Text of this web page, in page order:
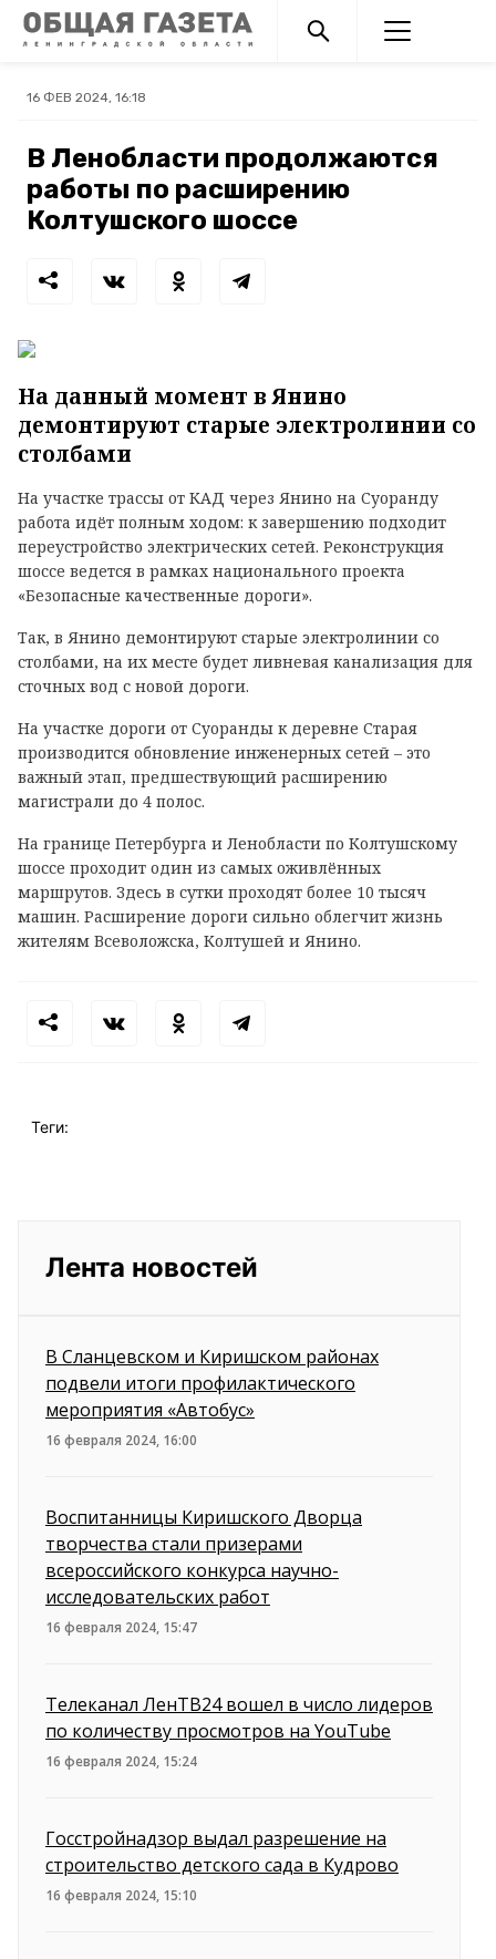
16 ФЕВ 2024, 16:18
В Ленобласти продолжаются
работы по расширению
Колтушского шоссе
На данный момент в Янино
демонтируют старые электролинии со
столбами
На участке трассы от КАД через Янино на Суоранду
работа идёт полным ходом: к завершению подходит
переустройство электрических сетей. Реконструкция
шоссе ведется в рамках национального проекта
«Безопасные качественные дороги».
Так, в Янино демонтируют старые электролинии со
столбами, на их месте будет ливневая канализация для
сточных вод с новой дороги.
На участке дороги от Суоранды к деревне Старая
производится обновление инженерных сетей – это
важный этап, предшествующий расширению
магистрали до 4 полос.
На границе Петербурга и Ленобласти по Колтушскому
шоссе проходит один из самых оживлённых
маршрутов. Здесь в сутки проходят более 10 тысяч
машин. Расширение дороги сильно облегчит жизнь
жителям Всеволожска, Колтушей и Янино.
Теги:
Лента новостей
В Сланцевском и Киришском районах
подвели итоги профилактического
мероприятия «Автобус»
16 февраля 2024, 16:00
Воспитанницы Киришского Дворца
творчества стали призерами
всероссийского конкурса научно-
исследовательских работ
16 февраля 2024, 15:47
Телеканал ЛенТВ24 вошел в число лидеров
по количеству просмотров на YouTube
16 февраля 2024, 15:24
Госстройнадзор выдал разрешение на
строительство детского сада в Кудрово
16 февраля 2024, 15:10